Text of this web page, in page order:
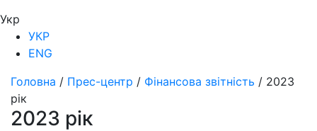
Укр
УКР
ENG
Головна / Прес-центр / Фінансова звітність / 2023
рік
2023 рік